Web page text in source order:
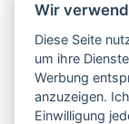
Wir
Diese Seite
um ihre
Werbung
anzuzeigen.
Einwilligung